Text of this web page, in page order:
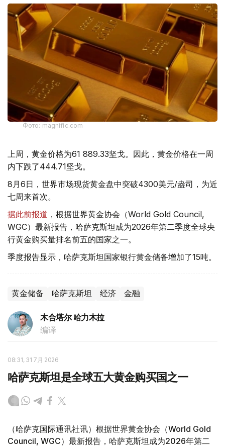
Фото: magnific.com
上周，黄金价格为61 889.33坚戈。因此，黄金价格在一周
内下跌了444.71坚戈。
8月6日，世界市场现货黄金盘中突破4300美元/盎司，为近
七周来首次。
据此前报道 ，根据世界黄金协会（World Gold Council,
WGC）最新报告，哈萨克斯坦成为2026年第二季度全球央
行黄金购买量排名前五的国家之一。
季度报告显示，哈萨克斯坦国家银行黄金储备增加了15吨。
黄金储备 哈萨克斯坦 经济 金融
木合塔尔 哈力木拉
编译
08:31, 31 7月 2026
哈萨克斯坦是全球五大黄金购买国之一
（哈萨克国际通讯社讯）根据世界黄金协会（World Gold
Council, WGC）最新报告，哈萨克斯坦成为2026年第二